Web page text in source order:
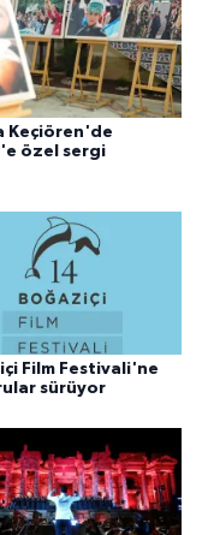
Keçiören'de
özel sergi
Film Festivali'ne
sürüyor